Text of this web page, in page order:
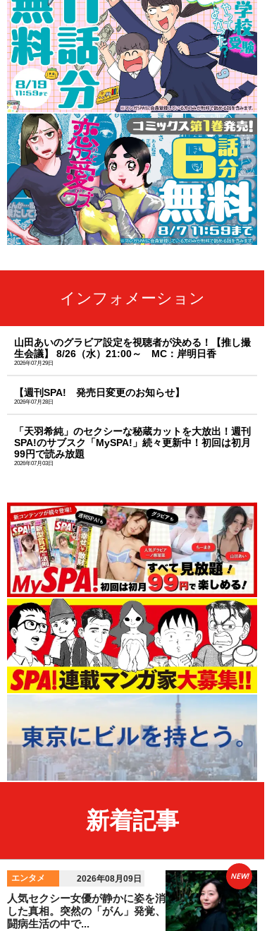
インフォメーション
山田あいのグラビア設定を視聴者が決める！【推し撮
生会議】 8/26（水）21:00～ MC：岸明日香
2026年07月29日
【週刊SPA! 発売日変更のお知らせ】
2026年07月28日
「天羽希純」のセクシーな秘蔵カットを大放出！週刊
SPA!のサブスク「MySPA!」続々更新中！初回は初月
99円で読み放題
2026年07月03日
新着記事
エンタメ 2026年08月09日
人気セクシー女優が静かに姿を消
した真相。突然の「がん」発覚、
闘病生活の中で...
NEW!